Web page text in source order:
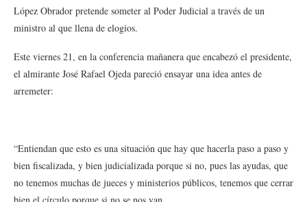
López Obrador pretende someter al Poder Judicial a través de un
ministro al que llena de elogios.
Este viernes 21, en la conferencia mañanera que encabezó el presidente,
el almirante José Rafael Ojeda pareció ensayar una idea antes de
arremeter:
“Entiendan que esto es una situación que hay que hacerla paso a paso y
bien fiscalizada, y bien judicializada porque si no, pues las ayudas, que
no tenemos muchas de jueces y ministerios públicos, tenemos que cerrar